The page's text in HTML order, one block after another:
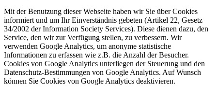
Mit der Benutzung dieser Webseite haben wir Sie über Cookies
informiert und um Ihr Einverständnis gebeten (Artikel 22, Gesetz
34/2002 der Information Society Services). Diese dienen dazu, den
Service, den wir zur Verfügung stellen, zu verbessern. Wir
verwenden Google Analytics, um anonyme statistische
Informationen zu erfassen wie z.B. die Anzahl der Besucher.
Cookies von Google Analytics unterliegen der Steuerung und den
Datenschutz-Bestimmungen von Google Analytics. Auf Wunsch
können Sie Cookies von Google Analytics deaktivieren.